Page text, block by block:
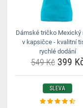
Dámské tričko Mexický
v kapsičce - kvalitní
rychlé dodání
549 Kč399
SLEVA